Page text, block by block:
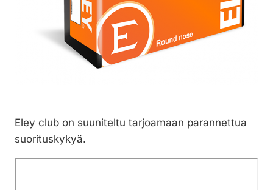
Eley club on suuniteltu tarjoamaan parannettua
suorituskykyä.